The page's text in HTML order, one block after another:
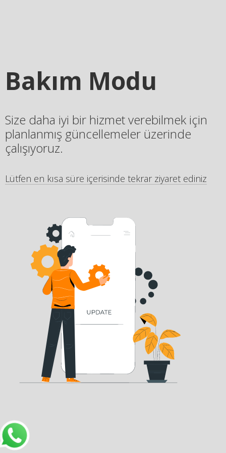
Bakım Modu
Size daha iyi bir hizmet verebilmek için
planlanmış güncellemeler üzerinde
çalışıyoruz.
Lütfen en kısa süre içerisinde tekrar ziyaret ediniz